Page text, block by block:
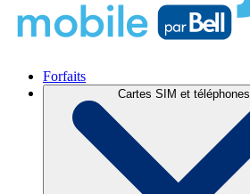
Forfaits
Cartes SIM et téléphones